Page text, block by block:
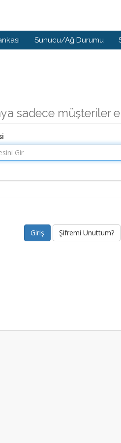
Sunucu/Ağ Durumu
sadece müşteriler
Şifremi Unuttum?